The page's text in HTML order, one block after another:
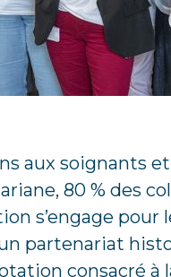
aux soignants
80 % des
s’engage pour
partenariat
consacré à